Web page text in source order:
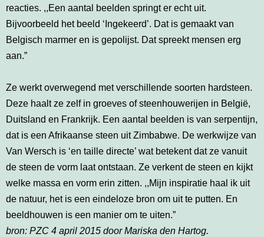
reacties. ,,Een aantal beelden springt er echt uit.
Bijvoorbeeld het beeld ‘Ingekeerd’. Dat is gemaakt van
Belgisch marmer en is gepolijst. Dat spreekt mensen erg
aan.”
Ze werkt overwegend met verschillende soorten hardsteen.
Deze haalt ze zelf in groeves of steenhouwerijen in België,
Duitsland en Frankrijk. Een aantal beelden is van serpentijn,
dat is een Afrikaanse steen uit Zimbabwe. De werkwijze van
Van Wersch is ‘en taille directe’ wat betekent dat ze vanuit
de steen de vorm laat ontstaan. Ze verkent de steen en kijkt
welke massa en vorm erin zitten. ,,Mijn inspiratie haal ik uit
de natuur, het is een eindeloze bron om uit te putten. En
beeldhouwen is een manier om te uiten.”
bron: PZC 4 april 2015 door Mariska den Hartog.